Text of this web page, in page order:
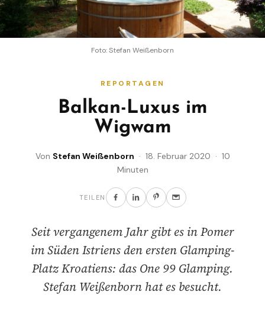
Foto: Stefan Weißenborn
REPORTAGEN
Balkan-Luxus im
Wigwam
Von Stefan Weißenborn · 18. Februar 2020 · 10
Minuten
TEILEN
Seit vergangenem Jahr gibt es in Pomer
im Süden Istriens den ersten Glamping-
Platz Kroatiens: das One 99 Glamping.
Stefan Weißenborn hat es besucht.